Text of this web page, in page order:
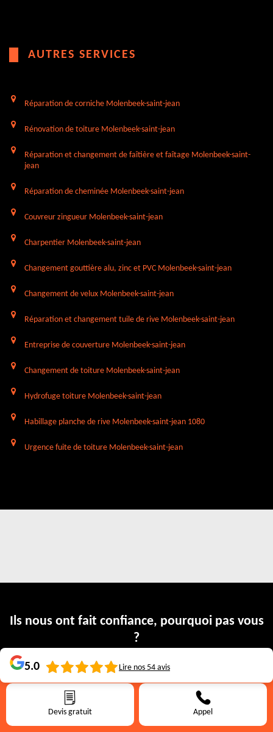
Devis gratuit Appel
AUTRES SERVICES
Réparation de corniche Molenbeek-saint-jean
Rénovation de toiture Molenbeek-saint-jean
Réparation et changement de faîtière et faîtage Molenbeek-saint-
jean
Réparation de cheminée Molenbeek-saint-jean
Couvreur zingueur Molenbeek-saint-jean
Charpentier Molenbeek-saint-jean
Changement gouttière alu, zinc et PVC Molenbeek-saint-jean
Changement de velux Molenbeek-saint-jean
Réparation et changement tuile de rive Molenbeek-saint-jean
Entreprise de couverture Molenbeek-saint-jean
Changement de toiture Molenbeek-saint-jean
Hydrofuge toiture Molenbeek-saint-jean
Habillage planche de rive Molenbeek-saint-jean 1080
Urgence fuite de toiture Molenbeek-saint-jean
Ils nous ont fait confiance, pourquoi pas vous
?
Devis gratuit: 0475.345.873
5.0 Lire nos 54 avis